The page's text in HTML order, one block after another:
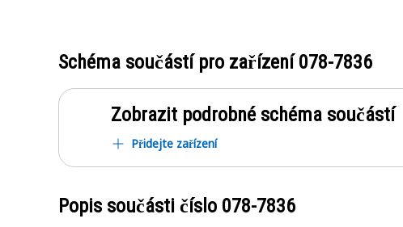
Schéma součástí pro zařízení078-7836
Zobrazit podrobné schéma součástí
Přidejte zařízení
Popis součásti číslo 078-7836